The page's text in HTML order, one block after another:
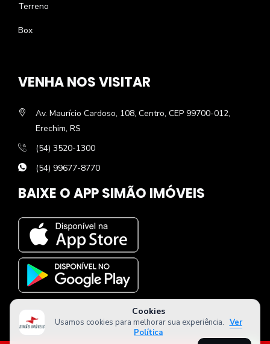
Cookies
Usamos cookies para melhorar sua experiência. Ver
Política
Terreno
Box
VENHA NOS VISITAR
Av. Maurício Cardoso, 108, Centro, CEP 99700-012,
Erechim, RS
(54) 3520-1300
(54) 99677-8770
BAIXE O APP SIMÃO IMÓVEIS